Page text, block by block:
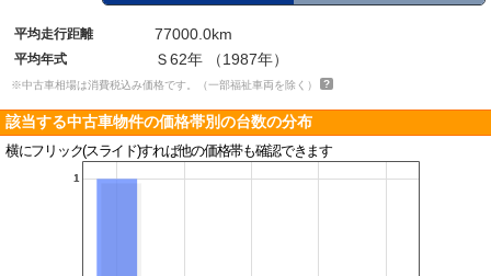
平均走行距離 77000.0km
平均年式 Ｓ62年 （1987年）
※中古車相場は消費税込み価格です。（一部福祉車両を除く）
該当する中古車物件の価格帯別の台数の分布
横にフリック(スライド)すれば他の価格帯も確認できます